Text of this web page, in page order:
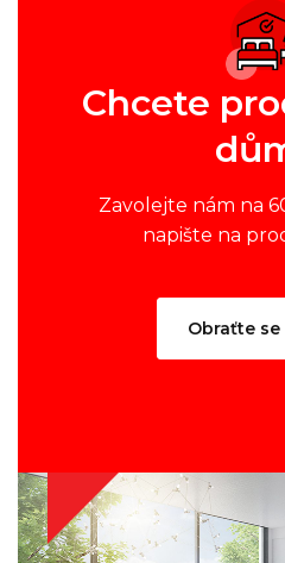
Chcete
Zavolejte nám na
napište na
Obraťte se